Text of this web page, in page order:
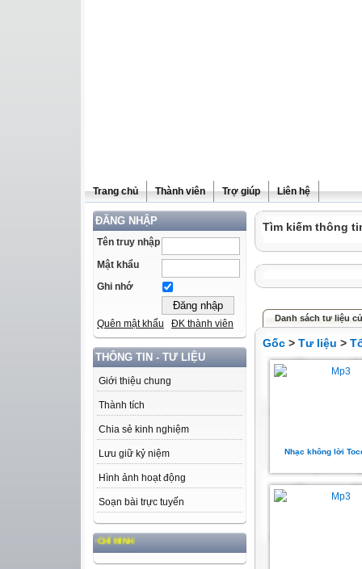
Trang chủ Thành viên Trợ giúp Liên hệ
ĐĂNG NHẬP
Tên truy nhập
Mật khẩu
Ghi nhớ
Quên mật khẩu ĐK thành viên
THÔNG TIN - TƯ LIỆU
Giới thiệu chung
Thành tích
Chia sẻ kinh nghiệm
Lưu giữ kỷ niệm
Hình ảnh hoạt động
Soạn bài trực tuyến
PHONG CÁCH HỒ CHÍ MINH
Tìm kiếm thông
Danh sách tư liệu
Gốc > Tư liệu >
Nhạc không lời